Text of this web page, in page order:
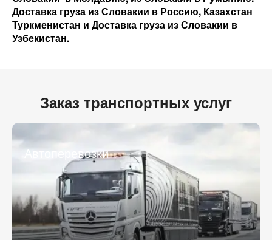
Доставка груза из Словакии в Россию, Казахстан
Туркменистан и Доставка груза из Словакии в
Узбекистан.
Заказ транспортных услуг
Автоперевозки
Страна загрузки
Страна выгрузки
Город выгрузки
Наименование груза
Страна загрузки
Страна выгрузки
Город выгрузки
Тип транспорта